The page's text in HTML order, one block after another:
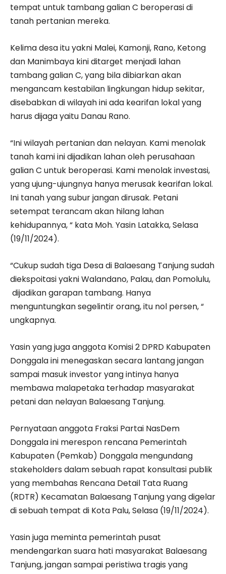
tempat untuk tambang galian C beroperasi di
tanah pertanian mereka.
Kelima desa itu yakni Malei, Kamonji, Rano, Ketong
dan Manimbaya kini ditarget menjadi lahan
tambang galian C, yang bila dibiarkan akan
mengancam kestabilan lingkungan hidup sekitar,
disebabkan di wilayah ini ada kearifan lokal yang
harus dijaga yaitu Danau Rano.
“Ini wilayah pertanian dan nelayan. Kami menolak
tanah kami ini dijadikan lahan oleh perusahaan
galian C untuk beroperasi. Kami menolak investasi,
yang ujung-ujungnya hanya merusak kearifan lokal.
Ini tanah yang subur jangan dirusak. Petani
setempat terancam akan hilang lahan
kehidupannya, “ kata Moh. Yasin Latakka, Selasa
(19/11/2024).
“Cukup sudah tiga Desa di Balaesang Tanjung sudah
diekspoitasi yakni Walandano, Palau, dan Pomolulu,
dijadikan garapan tambang. Hanya
menguntungkan segelintir orang, itu nol persen, “
ungkapnya.
Yasin yang juga anggota Komisi 2 DPRD Kabupaten
Donggala ini menegaskan secara lantang jangan
sampai masuk investor yang intinya hanya
membawa malapetaka terhadap masyarakat
petani dan nelayan Balaesang Tanjung.
Pernyataan anggota Fraksi Partai NasDem
Donggala ini merespon rencana Pemerintah
Kabupaten (Pemkab) Donggala mengundang
stakeholders dalam sebuah rapat konsultasi publik
yang membahas Rencana Detail Tata Ruang
(RDTR) Kecamatan Balaesang Tanjung yang digelar
di sebuah tempat di Kota Palu, Selasa (19/11/2024).
Yasin juga meminta pemerintah pusat
mendengarkan suara hati masyarakat Balaesang
Tanjung, jangan sampai peristiwa tragis yang